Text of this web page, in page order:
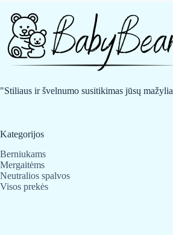
"Stiliaus ir švelnumo susitikimas jūsų
Kategorijos
Berniukams
Mergaitėms
Neutralios spalvos
Visos prekės